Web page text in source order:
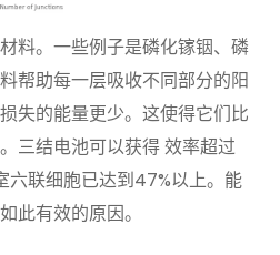
料。一些例子是磷化镓铟、磷
帮助每一层吸收不同部分的阳
失的能量更少。这使得它们比
三结电池可以获得效率超过
六联细胞已达到47%以上。能
此有效的原因。